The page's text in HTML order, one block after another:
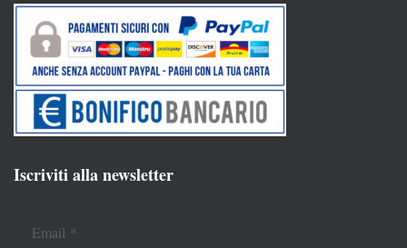
Iscriviti alla newsletter
Email *